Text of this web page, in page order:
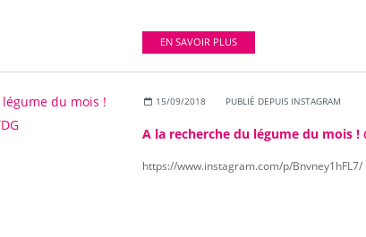
EN SAVOIR PLUS
15/09/2018 PUBLIÉ DEPUIS INSTAGRAM
https://www.instagram.com/p/Bnvney1hFL7/